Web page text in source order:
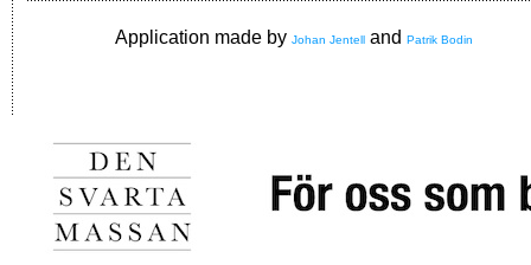
Application made by Johan Jentell and Patrik Bodin